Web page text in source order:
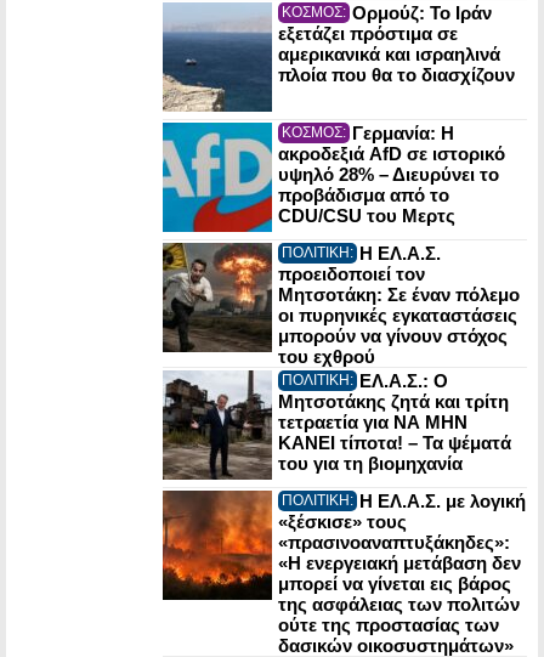
ΚΟΣΜΟΣ: Ορμούζ: Το Ιράν
εξετάζει πρόστιμα σε
αμερικανικά και ισραηλινά
πλοία που θα το διασχίζουν
ΚΟΣΜΟΣ: Γερμανία: Η
ακροδεξιά AfD σε ιστορικό
υψηλό 28% – Διευρύνει το
προβάδισμα από το
CDU/CSU του Μερτς
ΠΟΛΙΤΙΚΗ: Η ΕΛ.Α.Σ.
προειδοποιεί τον
Μητσοτάκη: Σε έναν πόλεμο
οι πυρηνικές εγκαταστάσεις
μπορούν να γίνουν στόχος
του εχθρού
ΠΟΛΙΤΙΚΗ: ΕΛ.Α.Σ.: Ο
Μητσοτάκης ζητά και τρίτη
τετραετία για ΝΑ ΜΗΝ
ΚΑΝΕΙ τίποτα! – Τα ψέματά
του για τη βιομηχανία
ΠΟΛΙΤΙΚΗ: Η ΕΛ.Α.Σ. με λογική
«ξέσκισε» τους
«πρασινοαναπτυξάκηδες»:
«Η ενεργειακή μετάβαση δεν
μπορεί να γίνεται εις βάρος
της ασφάλειας των πολιτών
ούτε της προστασίας των
δασικών οικοσυστημάτων»